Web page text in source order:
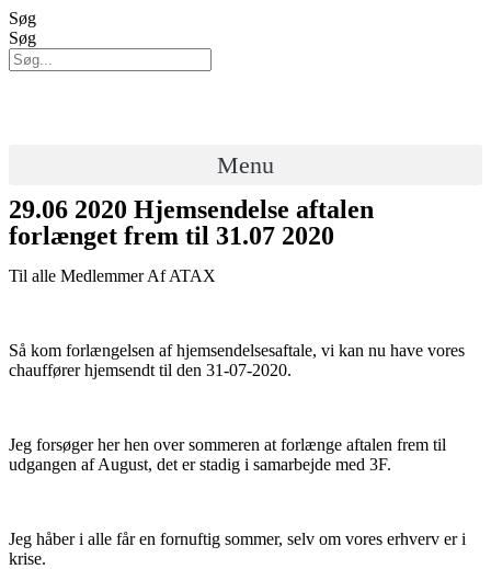
Videre
til
indhold
Søg
Søg
Menu
29.06 2020 Hjemsendelse aftalen
forlænget frem til 31.07 2020
Til alle Medlemmer Af ATAX
Så kom forlængelsen af hjemsendelsesaftale, vi kan nu have vores
chauffører hjemsendt til den 31-07-2020.
Jeg forsøger her hen over sommeren at forlænge aftalen frem til
udgangen af August, det er stadig i samarbejde med 3F.
Jeg håber i alle får en fornuftig sommer, selv om vores erhverv er i
krise.